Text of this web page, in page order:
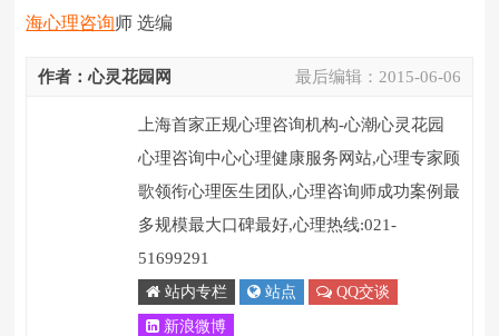
海心理咨询师 选编
最后编辑： 2015-06-06
作者：心灵花园网
上海首家正规心理咨询机构-心潮心灵花园
心理咨询中心心理健康服务网站,心理专家顾
歌领衔心理医生团队,心理咨询师成功案例最
多规模最大口碑最好,心理热线:021-
51699291
站内专栏 站点 QQ交谈
新浪微博